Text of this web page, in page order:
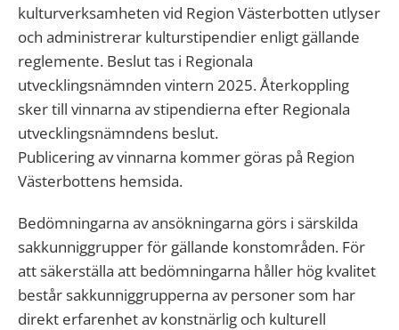
kulturverksamheten vid Region Västerbotten utlyser
och administrerar kulturstipendier enligt gällande
reglemente. Beslut tas i Regionala
utvecklingsnämnden vintern 2025. Återkoppling
sker till vinnarna av stipendierna efter Regionala
utvecklingsnämndens beslut.
Publicering av vinnarna kommer göras på Region
Västerbottens hemsida.
Bedömningarna av ansökningarna görs i särskilda
sakkunniggrupper för gällande konstområden. För
att säkerställa att bedömningarna håller hög kvalitet
består sakkunniggrupperna av personer som har
direkt erfarenhet av konstnärlig och kulturell